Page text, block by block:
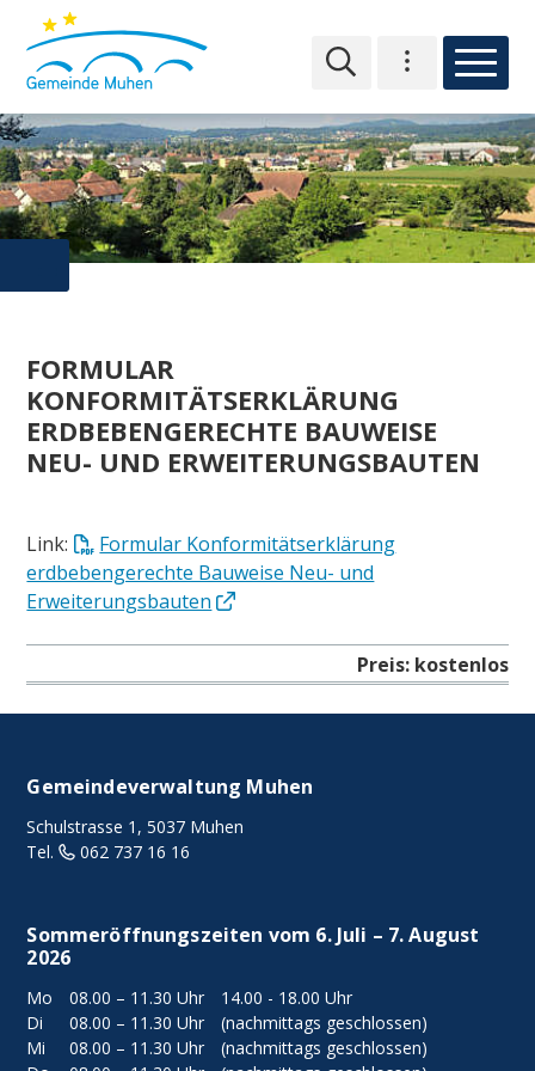
NAVIGIEREN IN MUHEN
Schnellnavigation
Hauptnavigation
FORMULAR
KONFORMITÄTSERKLÄRUNG
ERDBEBENGERECHTE BAUWEISE
NEU- UND ERWEITERUNGSBAUTEN
Link:
Formular Konformitätserklärung
erdbebengerechte Bauweise Neu- und
Erweiterungsbauten
Preis: kostenlos
Gemeindeverwaltung Muhen
Schulstrasse 1, 5037 Muhen
Tel.
062 737 16 16
Sommeröffnungszeiten vom 6. Juli – 7. August
2026
Mo 08.00 – 11.30 Uhr
14.00 - 18.00 Uhr
Di
08.00 – 11.30 Uhr
(nachmittags geschlossen)
Mi
08.00 – 11.30 Uhr
(nachmittags geschlossen)